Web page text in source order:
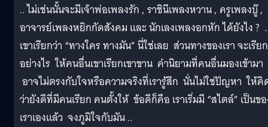
.. ไม่เช่นนั้นจะมีเจ้าพ่อเพลงรัก , ราชินีเพลงหวาน , ครูเพลงบู๊ ,
อาจารย์เพลงหยิกกัดสังคม และ นักเลงเพลงอกหัก ได้ยังไง ?
เขาเรียกว่า “ทางใคร ทางมัน” นี่ใช่เลย ส่วนทางของเรา จะเรีย
อย่างไร ให้คนอื่นเขาเรียกเขาขาน คำนิยามที่คนอื่นมองเข้ามา
อาจไม่ตรงกับใจหรือความจริงที่เรารู้สึก นั่นไม่ใช่ปัญหา ให้คิ
ว่ายังดีที่มีคนเรียก คนตั้งให้ ข้อดีก็คือ เราเริ่มมี “สไตล์” เป็นข
เราเองแล้ว จงภูมิใจกับมัน ..